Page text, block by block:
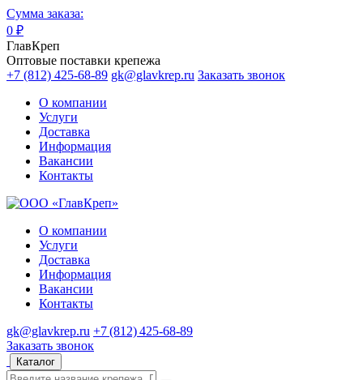
Сумма заказа:
0 ₽
ГлавКреп
Оптовые поставки крепежа
+7 (812) 425-68-89 gk@glavkrep.ru Заказать звонок
О компании
Услуги
Доставка
Информация
Вакансии
Контакты
О компании
Услуги
Доставка
Информация
Вакансии
Контакты
gk@glavkrep.ru +7 (812) 425-68-89
Заказать звонок
Каталог